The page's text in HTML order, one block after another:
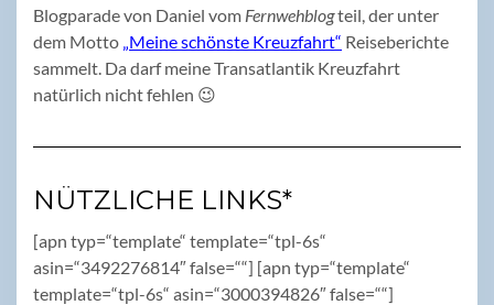
Blogparade von Daniel vom Fernwehblogteil, der unter
dem Motto „Meine schönste Kreuzfahrt“ Reiseberichte
sammelt. Da darf meine Transatlantik Kreuzfahrt
natürlich nicht fehlen 😉
NÜTZLICHE LINKS*
[apn typ=“template“ template=“tpl-6s“
asin=“3492276814″ false=““] [apn typ=“template“
template=“tpl-6s“ asin=“3000394826″ false=““]